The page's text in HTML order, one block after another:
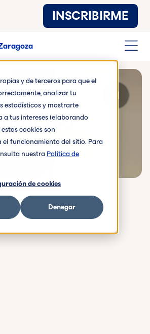
y de terceros para que el
analizar tu
estadísticos y mostrarte
a tus intereses (elaborando
cookies son
el funcionamiento del sitio. Para
nuestra Política de
de cookies
Denegar
INSCRIBIRME
ahora